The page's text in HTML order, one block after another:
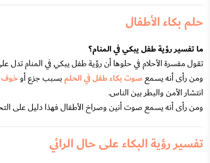
حلم بكاء الأطفال
ما تفسير رؤية طفل يبكي في المنام؟
تقول مفسرة الأحلام في حلوها أن رؤية طفل يبكي في المنام
ومن رأى أنه يسمعصوت بكاء طفل في الحلمبسبب جزع أوخوف
انتشار الأمن والبطر بين الناس.
ومن رأى أنه يسمع صوت أنين وصراخ الأطفال فهذا دليل على
تفسير رؤية البكاء على حال الرائي